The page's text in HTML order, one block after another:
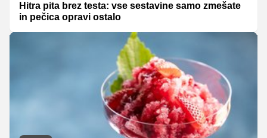
Hitra pita brez testa: vse sestavine samo zmešate
in pečica opravi ostalo